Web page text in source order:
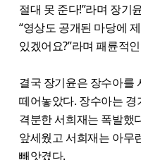
절대 못 준다!”라며 장기
“영상도 공개된 마당에
있겠어요?”라며 패륜적
결국 장기윤은 장수아를
떼어놓았다. 장수아는
격분한 서희재는 폭발했
앞세웠고 서희재는 아무
빼앗겼다.